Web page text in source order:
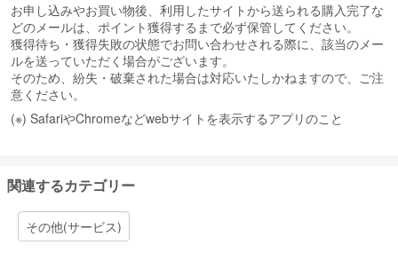
お申し込みやお買い物後、利用したサイトから送られる購入完了な
どのメールは、ポイント獲得するまで必ず保管してください。
獲得待ち・獲得失敗の状態でお問い合わせされる際に、該当のメー
ルを送っていただく場合がございます。
そのため、紛失・破棄された場合は対応いたしかねますので、ご注
意ください。
(※) SafariやChromeなどwebサイトを表示するアプリのこと
関連するカテゴリー
その他(サービス)